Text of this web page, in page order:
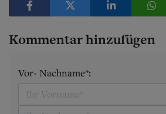
Kommentar hinzufügen
Vor- Nachname*: